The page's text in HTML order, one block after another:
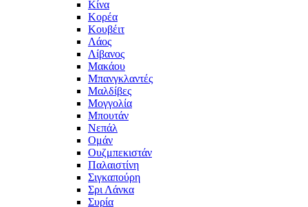
Κίνα
Κορέα
Κουβέιτ
Λάος
Λίβανος
Μακάου
Μπανγκλαντές
Μαλδίβες
Μογγολία
Μπουτάν
Νεπάλ
Ομάν
Ουζμπεκιστάν
Παλαιστίνη
Σιγκαπούρη
Σρι Λάνκα
Συρία